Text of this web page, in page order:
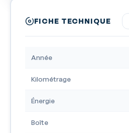
FICHE TECHNIQUE
Année
Kilométrage
Énergie
Boîte